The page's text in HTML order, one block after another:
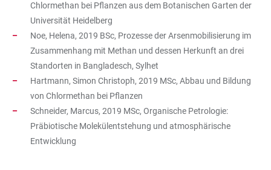
Chlormethan bei Pflanzen aus dem Botanischen Garten der
Universität Heidelberg
Noe, Helena, 2019 BSc, Prozesse der Arsenmobilisierung im
Zusammenhang mit Methan und dessen Herkunft an drei
Standorten in Bangladesch, Sylhet
Hartmann, Simon Christoph, 2019 MSc, Abbau und Bildung
von Chlormethan bei Pflanzen
Schneider, Marcus, 2019 MSc, Organische Petrologie:
Präbiotische Molekülentstehung und atmosphärische
Entwicklung